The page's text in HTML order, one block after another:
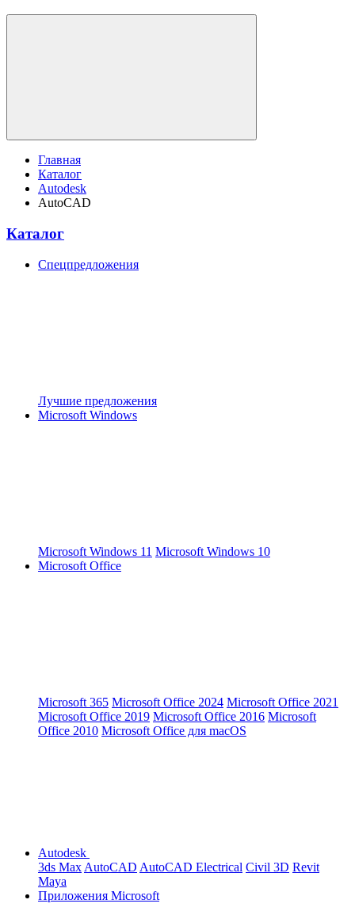
Главная
Каталог
Autodesk
AutoCAD
Каталог
Спецпредложения
Лучшие предложения
Microsoft Windows
Microsoft Windows 11 Microsoft Windows 10
Microsoft Office
Microsoft 365 Microsoft Office 2024 Microsoft Office 2021
Microsoft Office 2019 Microsoft Office 2016 Microsoft
Office 2010 Microsoft Office для macOS
Autodesk
3ds Max AutoCAD AutoCAD Electrical Civil 3D Revit
Maya
Приложения Microsoft